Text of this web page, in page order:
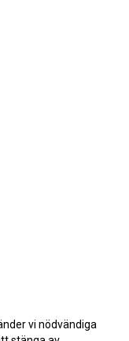
vi nödvändiga